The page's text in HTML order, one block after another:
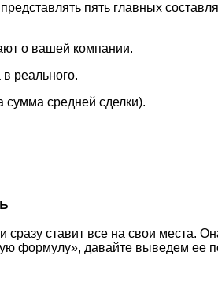
пять главных
о вашей компании.
реального.
сумма средней сделки).
ставит все на свои места.
формулу», давайте выведем ее